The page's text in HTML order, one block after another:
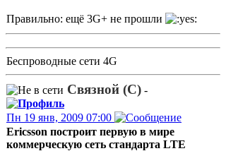
Правильно: ещё 3G+ не прошли
Беспроводные сети 4G
Связной (С) -
Пн 19 янв, 2009 07:00
Ericsson построит первую в мире
коммерческую сеть стандарта LTE